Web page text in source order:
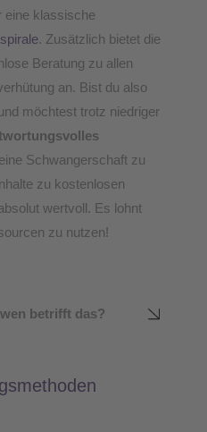
eine klassische
. Zusätzlich bietet die
Beratung zu allen
an. Bist du also
möchtest trotz niedriger
Schwangerschaft zu
zu kostenlosen
wertvoll. Es lohnt
zu nutzen!
betrifft das?